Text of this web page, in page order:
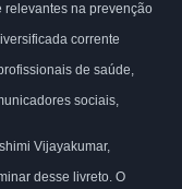
relevantes na prevenção
corrente
de saúde,
sociais,
Vijayakumar,
desse livreto. O